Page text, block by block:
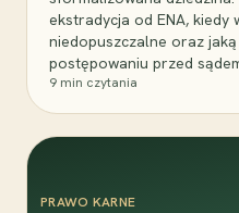
ekstradycja od ENA, kiedy
niedopuszczalne oraz
postępowaniu przed
9 min czytania
PRAWO KARNE